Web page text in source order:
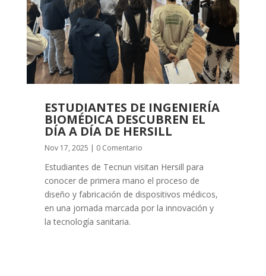
ESTUDIANTES DE INGENIERÍA
BIOMÉDICA DESCUBREN EL
DÍA A DÍA DE HERSILL
Nov 17, 2025 | 0 Comentario
Estudiantes de Tecnun visitan Hersill para
conocer de primera mano el proceso de
diseño y fabricación de dispositivos médicos,
en una jornada marcada por la innovación y
la tecnología sanitaria.